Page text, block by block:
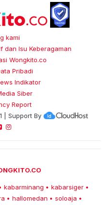
kami
dan Isu Keberagaman
Wongkito.co
Pribadi
Indikator
Siber
Report
| Support By
kabarminang • kabarsiger •
• hallomedan • soloaja •